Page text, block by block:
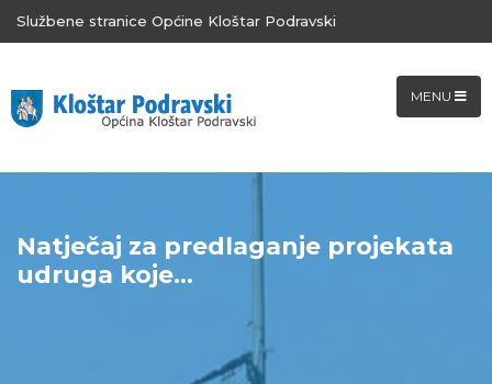
Službene stranice Općine Kloštar Podravski
MENU
Natječaj za predlaganje projekata
udruga koje...